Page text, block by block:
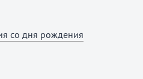
со дня рождения